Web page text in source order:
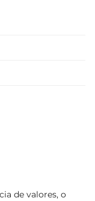
de valores, o